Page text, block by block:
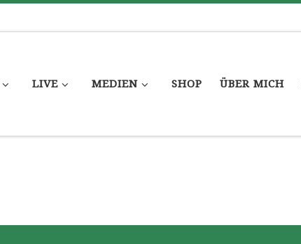
LIVE MEDIEN SHOP ÜBER MICH